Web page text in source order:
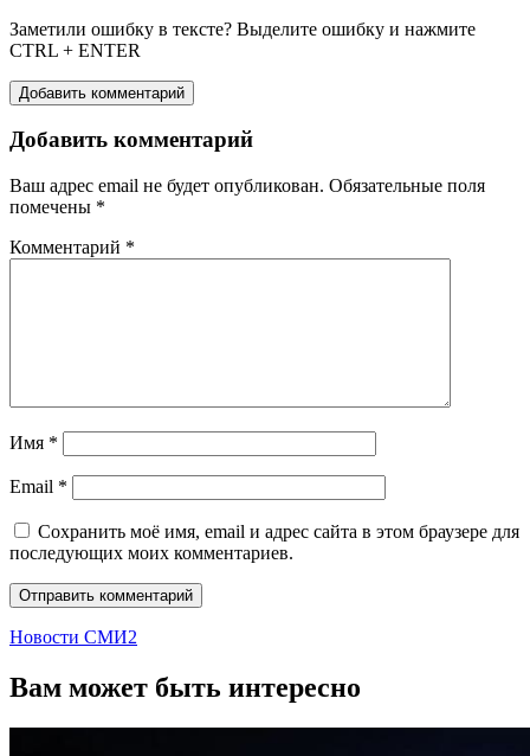
Заметили ошибку в тексте? Выделите ошибку и нажмите
CTRL + ENTER
Добавить комментарий
Добавить комментарий
Ваш адрес email не будет опубликован. Обязательные поля
помечены *
Комментарий *
Имя *
Email *
Сохранить моё имя, email и адрес сайта в этом браузере для
последующих моих комментариев.
Новости СМИ2
Вам может быть интересно